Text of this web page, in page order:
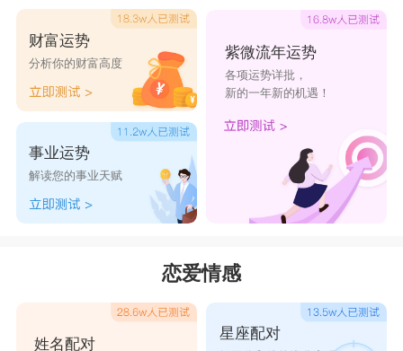
财富运势
分析你的财富高度
事业运势
解读您的事业天赋
紫微流年运势
各项运势详批，
新的一年新的机遇！
恋爱情感
姓名配对
星座配对